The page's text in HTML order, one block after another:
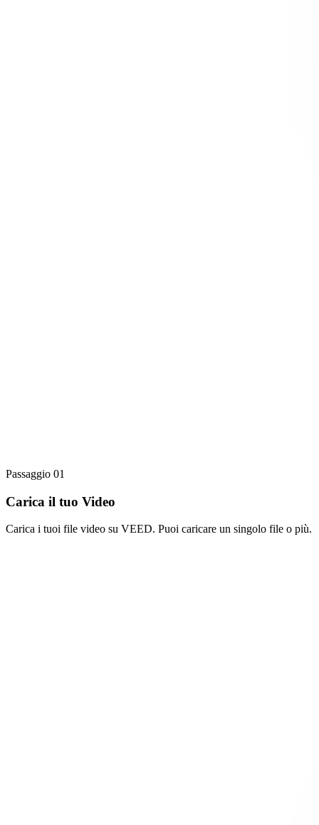
Passaggio 01
Carica il tuo Video
Carica i tuoi file video su VEED. Puoi caricare un singolo file o più.